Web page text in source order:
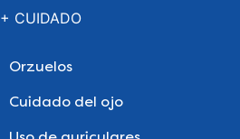
+ CUIDADO
Orzuelos
Cuidado del ojo